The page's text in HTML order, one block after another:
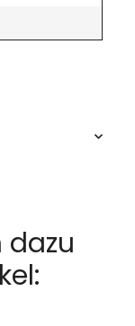
dazu